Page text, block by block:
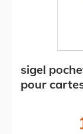
sigel
pour